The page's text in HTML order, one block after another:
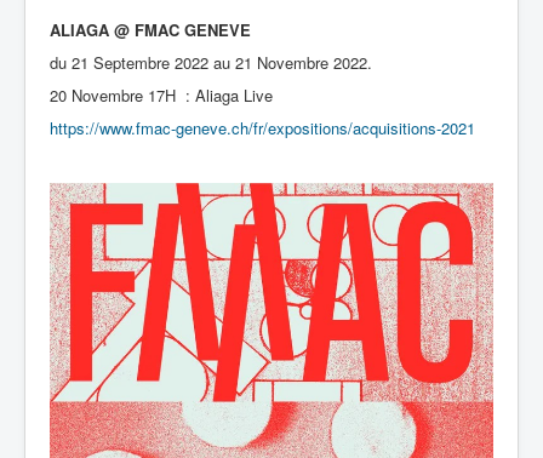
ALIAGA @ FMAC GENEVE
du 21 Septembre 2022 au 21 Novembre 2022.
20 Novembre 17H : Aliaga Live
https://www.fmac-geneve.ch/fr/expositions/acquisitions-2021